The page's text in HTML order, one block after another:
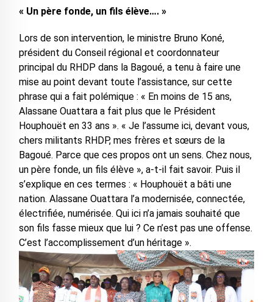
« Un père fonde, un fils élève…. »
Lors de son intervention, le ministre Bruno Koné,
président du Conseil régional et coordonnateur
principal du RHDP dans la Bagoué, a tenu à faire une
mise au point devant toute l’assistance, sur cette
phrase qui a fait polémique : « En moins de 15 ans,
Alassane Ouattara a fait plus que le Président
Houphouët en 33 ans ». « Je l’assume ici, devant vous,
chers militants RHDP, mes frères et sœurs de la
Bagoué. Parce que ces propos ont un sens. Chez nous,
un père fonde, un fils élève », a-t-il fait savoir. Puis il
s’explique en ces termes : « Houphouët a bâti une
nation. Alassane Ouattara l’a modernisée, connectée,
électrifiée, numérisée. Qui ici n’a jamais souhaité que
son fils fasse mieux que lui ? Ce n’est pas une offense.
C’est l’accomplissement d’un héritage ».